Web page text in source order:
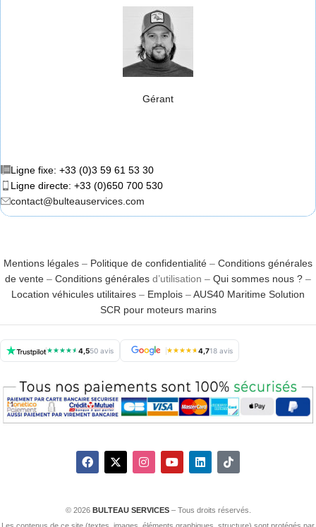
Gérant
Ligne fixe: +33 (0)3 59 61 53 30
Ligne directe: +33 (0)650 700 530
contact@bulteauservices.com
Mentions légales – Politique de confidentialité – Conditions générales
de vente – Conditions générales d’utilisation – Qui sommes nous ? –
Location véhicules utilitaires – Emplois –AUS40 Maritime Solution
SCR pour moteurs marins
★★★★★4,550 avis ★★★★★4,718 avis
© 2026 BULTEAU SERVICES– Tous droits réservés.